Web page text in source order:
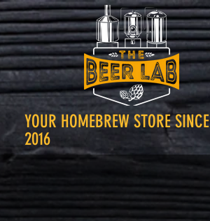
YOUR HOMEBREW STORE SINCE
2016